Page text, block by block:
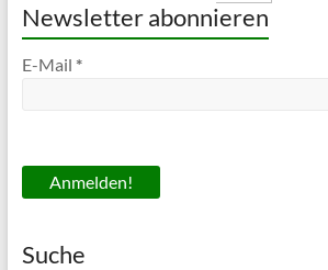
Newsletter abonnieren
E-Mail *
Suche